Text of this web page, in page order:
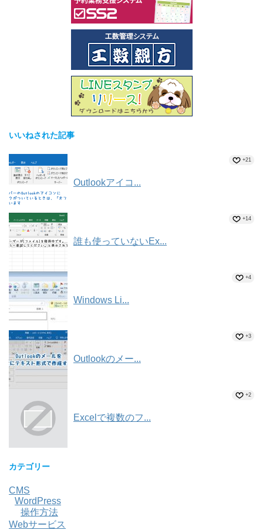
いいねされた記事
Outlookアイコ...
+21
誰も使っていないEx...
+14
Windows Li...
+4
Outlookのメー...
+3
Excelで複数のフ...
+2
カテゴリー
CMS
WordPress
操作方法
Webサービス